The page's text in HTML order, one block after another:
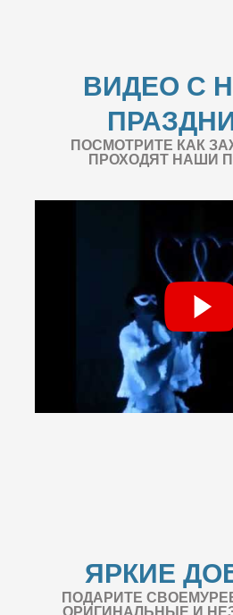
ВИДЕО С
ПОСМОТРИТЕ КАК
ПРОХОДЯТ НАШИ
ЯРКИЕ
ПОДАРИТЕ